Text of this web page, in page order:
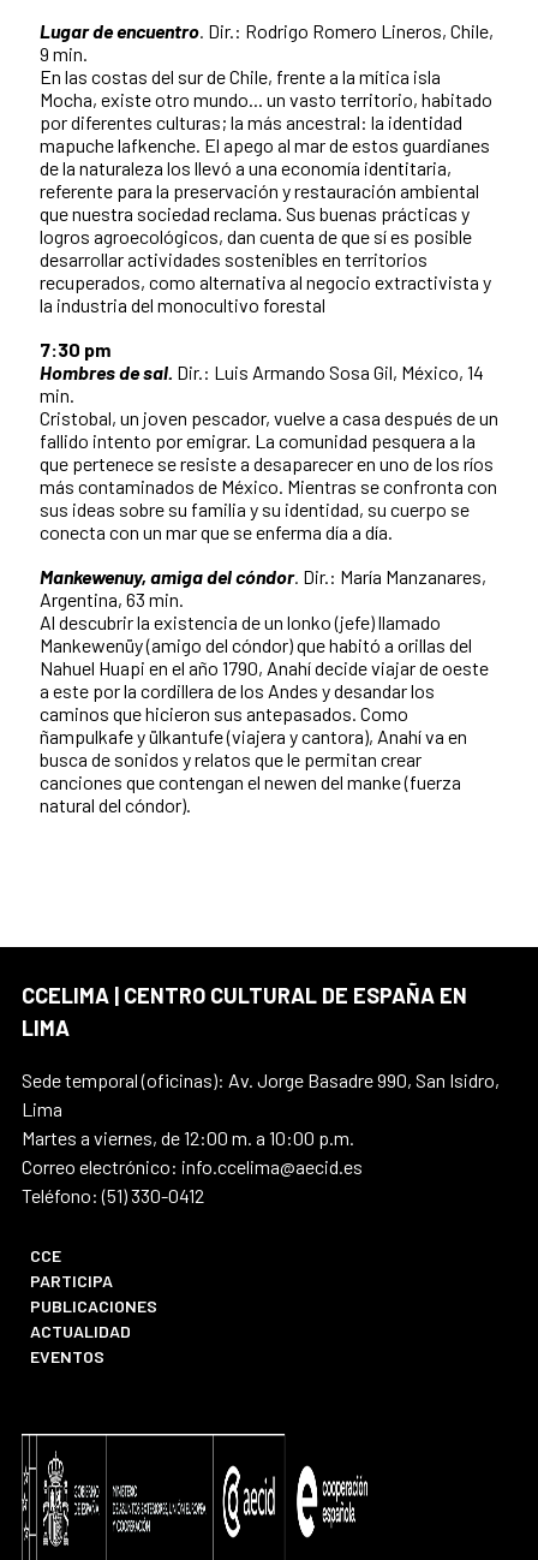
Lugar de encuentro. Dir.: Rodrigo Romero Lineros, Chile,
9 min.
En las costas del sur de Chile, frente a la mítica isla
Mocha, existe otro mundo... un vasto territorio, habitado
por diferentes culturas; la más ancestral: la identidad
mapuche lafkenche. El apego al mar de estos guardianes
de la naturaleza los llevó a una economía identitaria,
referente para la preservación y restauración ambiental
que nuestra sociedad reclama. Sus buenas prácticas y
logros agroecológicos, dan cuenta de que sí es posible
desarrollar actividades sostenibles en territorios
recuperados, como alternativa al negocio extractivista y
la industria del monocultivo forestal
7:30 pm
Hombres de sal. Dir.: Luis Armando Sosa Gil, México, 14
min.
Cristobal, un joven pescador, vuelve a casa después de un
fallido intento por emigrar. La comunidad pesquera a la
que pertenece se resiste a desaparecer en uno de los ríos
más contaminados de México. Mientras se confronta con
sus ideas sobre su familia y su identidad, su cuerpo se
conecta con un mar que se enferma día a día.
Mankewenuy, amiga del cóndor. Dir.: María Manzanares,
Argentina, 63 min.
Al descubrir la existencia de un lonko (jefe) llamado
Mankewenüy (amigo del cóndor) que habitó a orillas del
Nahuel Huapi en el año 1790, Anahí decide viajar de oeste
a este por la cordillera de los Andes y desandar los
caminos que hicieron sus antepasados. Como
ñampulkafe y ülkantufe (viajera y cantora), Anahí va en
busca de sonidos y relatos que le permitan crear
canciones que contengan el newen del manke (fuerza
natural del cóndor).
CCELIMA | CENTRO CULTURAL DE ESPAÑA EN
LIMA
Sede temporal (oficinas): Av. Jorge Basadre 990, San Isidro,
Lima
Martes a viernes, de 12:00 m. a 10:00 p.m.
Correo electrónico: info.ccelima@aecid.es
Teléfono: (51) 330-0412
CCE
PARTICIPA
PUBLICACIONES
ACTUALIDAD
EVENTOS